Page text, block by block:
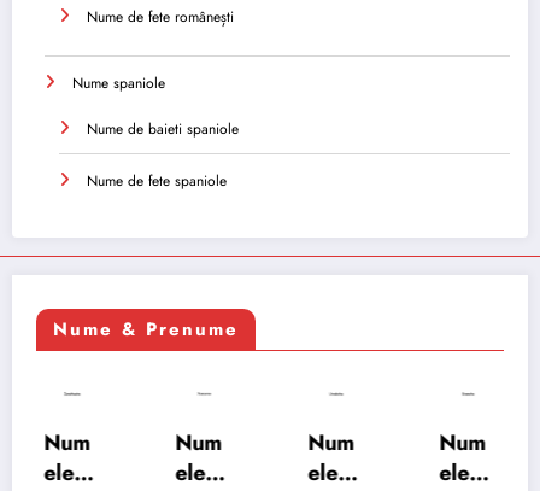
Nume de fete românești
Nume spaniole
Nume de baieti spaniole
Nume de fete spaniole
Nume & Prenume
Num
ele
Num
ele
Num
ele
Num
ele